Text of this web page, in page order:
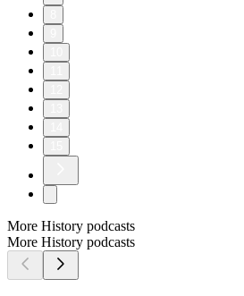
More History podcasts
More History podcasts